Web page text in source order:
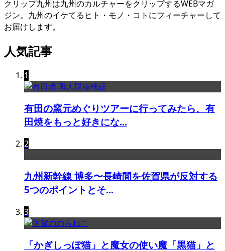
クリップ九州は九州のカルチャーをクリップするWEBマガ
ジン。九州のイケてるヒト・モノ・コトにフィーチャーして
お届けします。
人気記事
1
有田の窯元めぐりツアーに行ってみたら、有
田焼をもっと好きにな...
2
九州新幹線 博多〜長崎間を佐賀県が反対する
5つのポイントとそ...
3
「かぎしっぽ猫」と魔女の使い魔「黒猫」と